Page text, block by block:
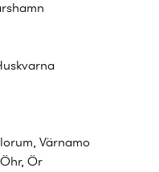
Värnamo
Ör